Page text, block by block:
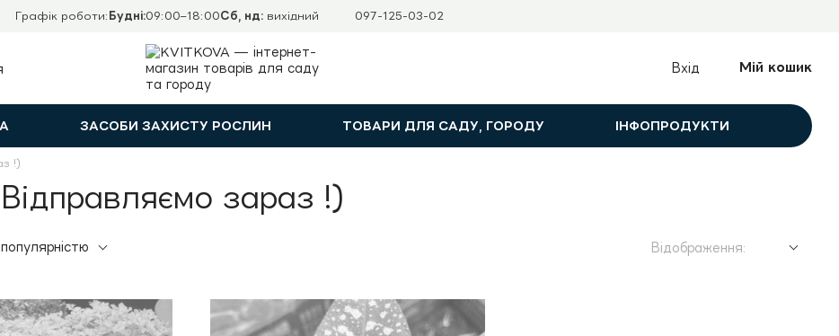
Графік роботи: Будні:09:00–18:00Сб, нд:вихідний 097-125-03-02
Вхід Мій кошик
ЗАСОБИ ЗАХИСТУ РОСЛИН ТОВАРИ ДЛЯ САДУ, ГОРОДУ ІНФОПРОДУКТИ
!)
(Відправляємо зараз !)
Відображення: